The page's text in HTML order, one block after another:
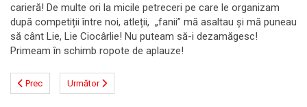
carieră! De multe ori la micile petreceri pe care le organizam
după competiții între noi, atleții, „fanii” mă asaltau și mă puneau
să cânt Lie, Lie Ciocârlie! Nu puteam să-i dezamăgesc!
Primeam în schimb ropote de aplauze!
Prec Următor